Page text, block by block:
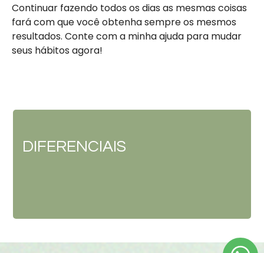
DIFERENCIAIS
Continuar fazendo todos os dias as mesmas coisas
fará com que você obtenha sempre os mesmos
resultados. Conte com a minha ajuda para mudar
seus hábitos agora!